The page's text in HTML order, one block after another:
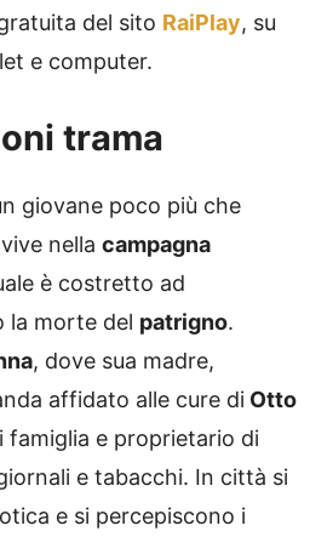
del sito RaiPlay, su
e computer.
trama
giovane poco più che
nella campagna
è costretto ad
la morte del patrigno.
, dove sua madre,
affidato alle cure di Otto
famiglia e proprietario di
e tabacchi. In città si
e si percepiscono i